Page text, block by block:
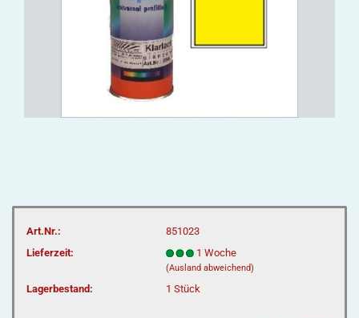
Art.Nr.:
851023
Lieferzeit:
1 Woche
(Ausland abweichend)
Lagerbestand: 1Stück